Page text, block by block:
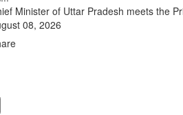
Minister of Uttar Pradesh meets the
08, 2026